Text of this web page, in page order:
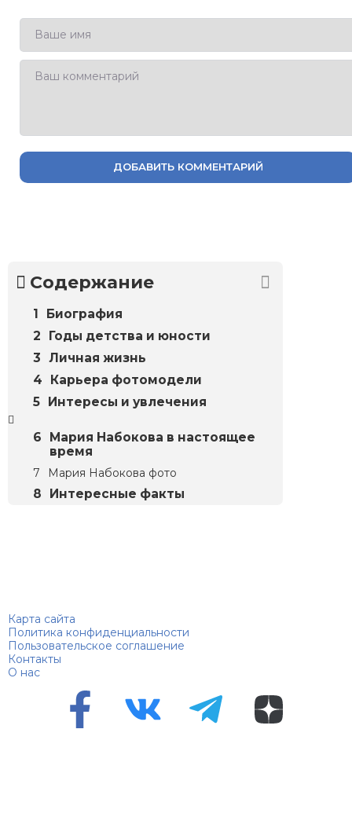
ДОБАВИТЬ КОММЕНТАРИЙ
Содержание
Биография
Годы детства и юности
Личная жизнь
Карьера фотомодели
Интересы и увлечения
Мария Набокова в настоящее
время
Мария Набокова фото
Интересные факты
Карта сайта
Политика конфиденциальности
Пользовательское соглашение
Контакты
О нас